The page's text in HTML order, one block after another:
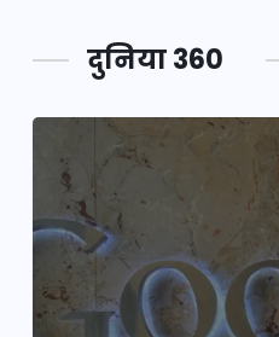
दुनिया 360